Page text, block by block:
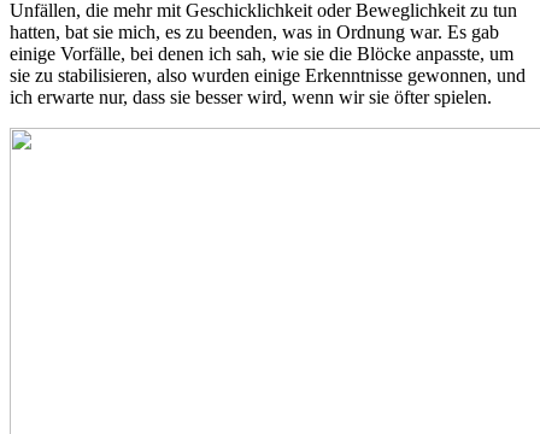
Unfällen, die mehr mit Geschicklichkeit oder Beweglichkeit zu tun
hatten, bat sie mich, es zu beenden, was in Ordnung war. Es gab
einige Vorfälle, bei denen ich sah, wie sie die Blöcke anpasste, um
sie zu stabilisieren, also wurden einige Erkenntnisse gewonnen, und
ich erwarte nur, dass sie besser wird, wenn wir sie öfter spielen.